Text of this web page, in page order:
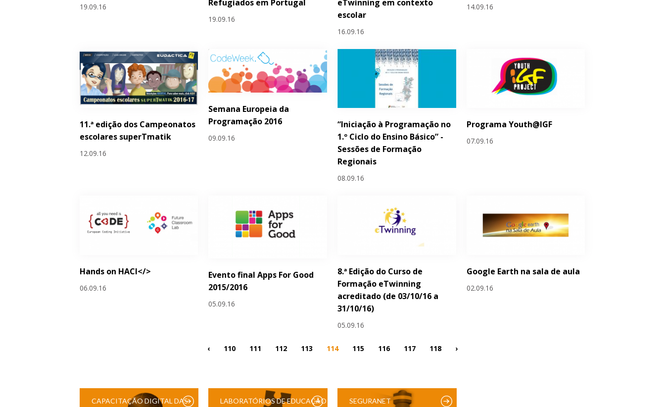
19.09.16
Refugiados em Portugal
19.09.16
eTwinning em contexto
escolar
16.09.16
14.09.16
11.ª edição dos Campeonatos
escolares superTmatik
12.09.16
Semana Europeia da
Programação 2016
09.09.16
“Iniciação à Programação no
1.º Ciclo do Ensino Básico” -
Sessões de Formação
Regionais
08.09.16
Programa Youth@IGF
07.09.16
Hands on HACl</>
06.09.16
Evento final Apps For Good
2015/2016
05.09.16
8.ª Edição do Curso de
Formação eTwinning
acreditado (de 03/10/16 a
31/10/16)
05.09.16
Google Earth na sala de aula
02.09.16
‹ 110 111 112 113 114 115 116 117 118 ›
CAPACITAÇÃO DIGITAL DAS LABORATÓRIOS DE EDUCAÇÃO SEGURANET